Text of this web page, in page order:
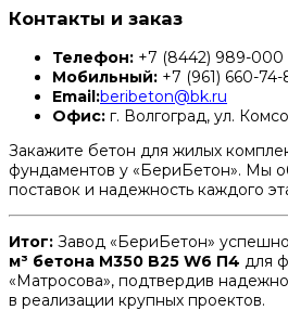
Контакты и заказ
Телефон: +7 (8442) 989-000
Мобильный: +7 (961) 660-74-
Email:beribeton@bk.ru
Офис: г. Волгоград, ул.
Закажите бетон для жилых
фундаментов у «БериБетон». Мы
поставок и надежность каждого
Итог: Завод «БериБетон»
м³ бетона М350 B25 W6 П4 для
«Матросова», подтвердив
в реализации крупных проектов.